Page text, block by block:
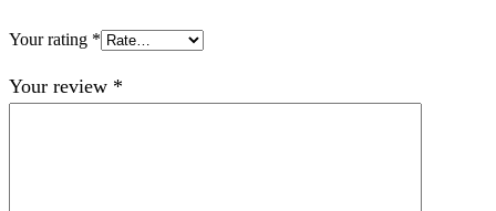
Your rating *
Your review *